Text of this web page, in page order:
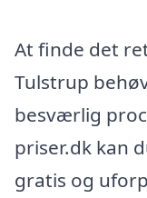
At finde det
Tulstrup
besværlig
priser.dk kan
gratis og